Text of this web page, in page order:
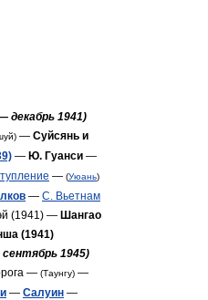
декабрь 1941)
— Суйсянь и
— Ю. Гуанси —
— (Уюань)
— С. Вьетнам
(1941) — Шангао
(1941)
1945)
— (Таунгу)—
— Салуин —